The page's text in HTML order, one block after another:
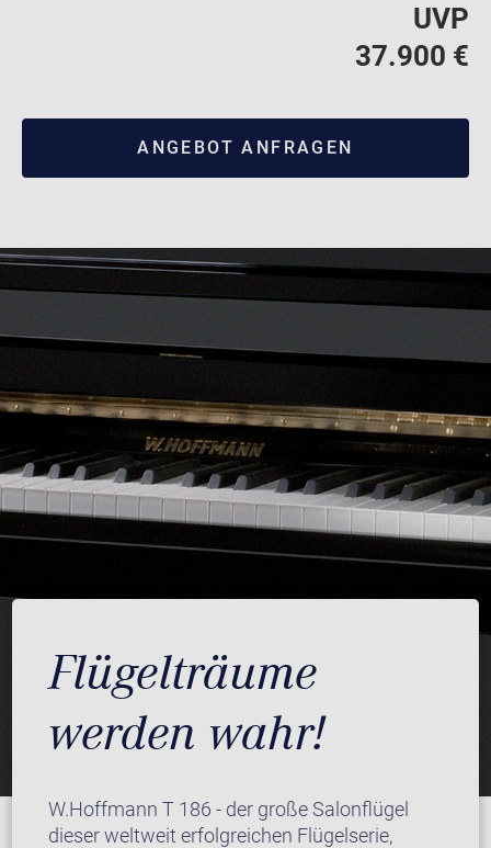
UVP
37.900 €
ANGEBOT ANFRAGEN
Flügelträume
werden wahr!
W.Hoffmann T 186 - der große Salonflügel
dieser weltweit erfolgreichen Flügelserie,